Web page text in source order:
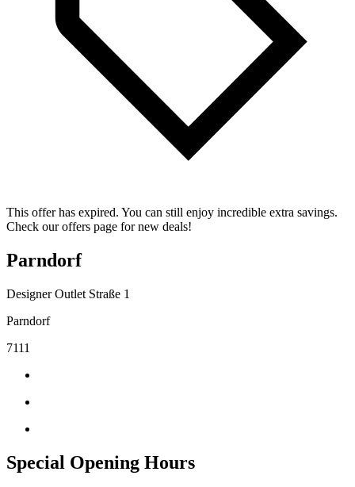
This offer has expired. You can still enjoy incredible extra savings.
Check our offers page for new deals!
Parndorf
Designer Outlet Straße 1
Parndorf
7111
Special Opening Hours